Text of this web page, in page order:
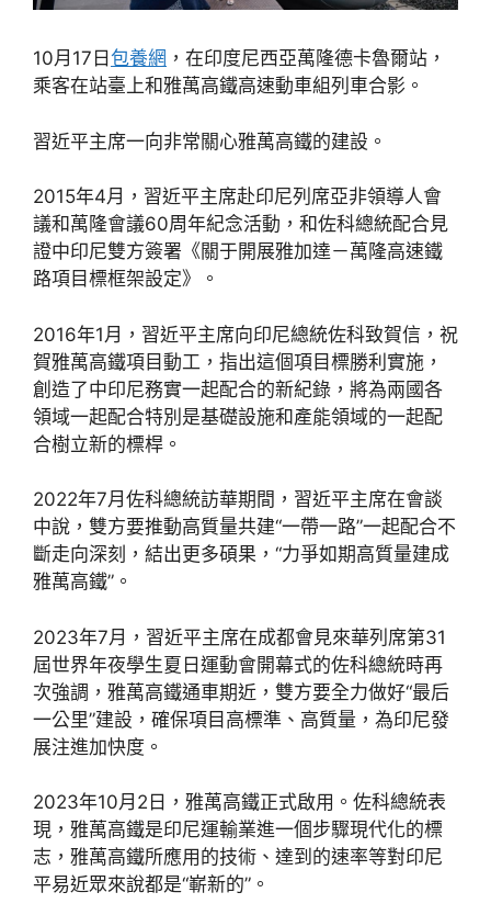
10月17日 包養網 ，在印度尼西亞萬隆德卡魯爾站，
乘客在站臺上和雅萬高鐵高速動車組列車合影。
習近平主席一向非常關心雅萬高鐵的建設。
2015年4月，習近平主席赴印尼列席亞非領導人會
議和萬隆會議60周年紀念活動，和佐科總統配合見
證中印尼雙方簽署《關于開展雅加達－萬隆高速鐵
路項目標框架設定》。
2016年1月，習近平主席向印尼總統佐科致賀信，祝
賀雅萬高鐵項目動工，指出這個項目標勝利實施，
創造了中印尼務實一起配合的新紀錄，將為兩國各
領域一起配合特別是基礎設施和產能領域的一起配
合樹立新的標桿。
2022年7月佐科總統訪華期間，習近平主席在會談
中說，雙方要推動高質量共建“一帶一路”一起配合不
斷走向深刻，結出更多碩果，“力爭如期高質量建成
雅萬高鐵”。
2023年7月，習近平主席在成都會見來華列席第31
屆世界年夜學生夏日運動會開幕式的佐科總統時再
次強調，雅萬高鐵通車期近，雙方要全力做好“最后
一公里”建設，確保項目高標準、高質量，為印尼發
展注進加快度。
2023年10月2日，雅萬高鐵正式啟用。佐科總統表
現，雅萬高鐵是印尼運輸業進一個步驟現代化的標
志，雅萬高鐵所應用的技術、達到的速率等對印尼
平易近眾來說都是“嶄新的”。